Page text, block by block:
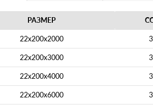
РАЗМЕР
22х200х2000
22х200х3000
22х200х4000
22х200х6000